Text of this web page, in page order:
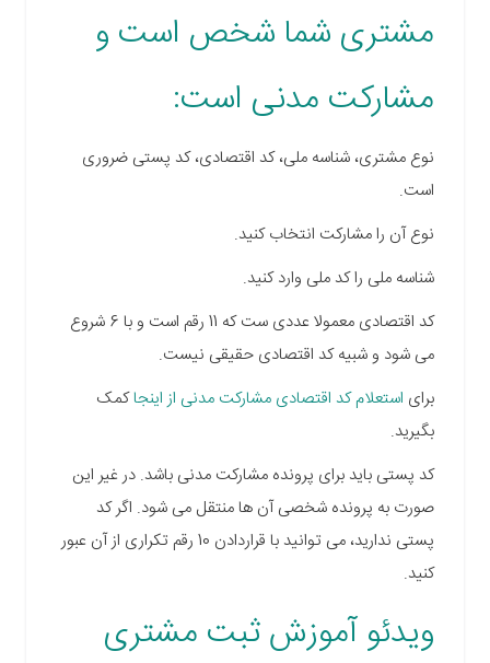
مشتری شما شخص است و
مشارکت مدنی است:
نوع مشتری، شناسه ملی، کد اقتصادی، کد پستی ضروری
است.
نوع آن را مشارکت انتخاب کنید.
شناسه ملی را کد ملی وارد کنید.
کد اقتصادی معمولا عددی ست که 11 رقم است و با 6 شروع
می شود و شبیه کد اقتصادی حقیقی نیست.
برای استعلام کد اقتصادی مشارکت مدنی از اینجاکمک
بگیرید.
کد پستی باید برای پرونده مشارکت مدنی باشد. در غیر این
صورت به پرونده شخصی آن ها منتقل می شود. اگر کد
پستی ندارید، می توانید با قراردادن 10 رقم تکراری از آن عبور
کنید.
ویدئو آموزش ثبت مشتری